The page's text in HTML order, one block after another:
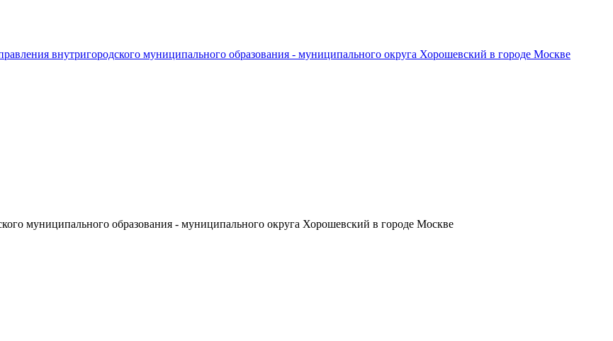
внутригородского муниципального образования - муниципального округа Хорошевский в городе Москве
муниципального образования - муниципального округа Хорошевский в городе Москве